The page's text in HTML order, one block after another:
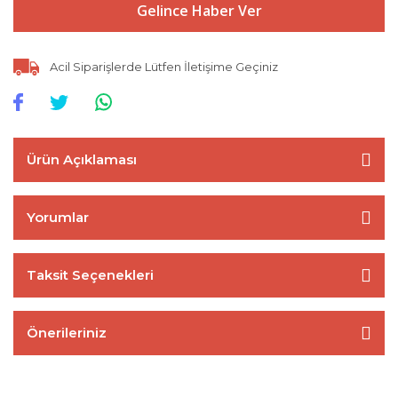
Gelince Haber Ver
Acil Siparişlerde Lütfen İletişime Geçiniz
Ürün Açıklaması
Yorumlar
Taksit Seçenekleri
Önerileriniz